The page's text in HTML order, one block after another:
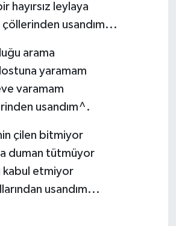
hayırsız leylaya
usandım...
arama
yaramam
varamam
usandım^.
çilen bitmiyor
duman tütmüyor
kabul etmiyor
usandım...